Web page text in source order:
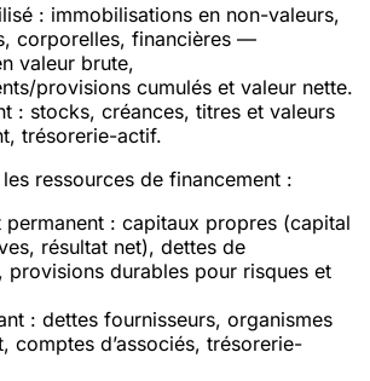
: immobilisations en non-valeurs,
corporelles, financières —
valeur brute,
provisions cumulés et valeur nette.
: stocks, créances, titres et valeurs
trésorerie-actif.
ressources de financement :
permanent : capitaux propres (capital
résultat net), dettes de
provisions durables pour risques et
: dettes fournisseurs, organismes
comptes d’associés, trésorerie-